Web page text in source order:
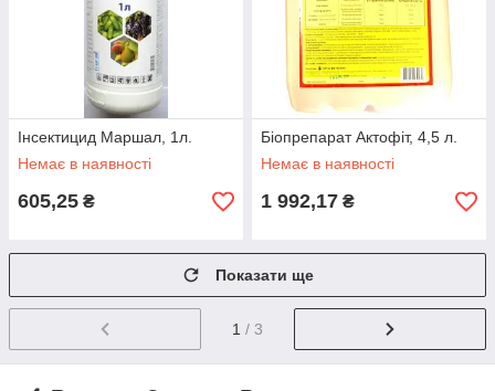
Інсектицид Маршал, 1л.
Немає в наявності
605,25 ₴
Біопрепарат Актофіт, 4,5 л.
Немає в наявності
1 992,17 ₴
Показати ще
1 / 3